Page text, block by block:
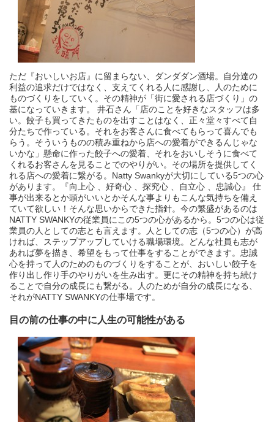
ただ『おいしいお店』に留まらない、ダンダダン酒場。自分達の
利益の追求だけではなく、支えてくれる人に感謝し、人のために
ものづくりをしていく。その精神が「街に愛される店づくり」の
基になっていきます。 井石さん「店のことを好きなスタッフは多
い。餃子も買ってきたものを出すことはなく、正々堂々すべて自
分たちで作っている。それをお客さんに食べてもらって喜んでも
らう。そういうものの積み重ねから店への愛着ができるんじゃな
いかな」懸命に作った餃子への愛着、それをおいしそうに食べて
くれるお客さんを見ることでのやりがい。その場所を提供してく
れる店への愛着に繋がる。Natty Swankyが大切にしている5つの心
があります。『向上心 、好奇心 、探究心 、自立心 、忠誠心』 仕
事が出来るとか頭がいいとかそんな事よりもこんな気持ちを備え
ていて欲しい！そんな思いからできた指針。今の繁盛があるのは
NATTY SWANKYの従業員にこの5つの心があるから。5つの心は従
業員の人としての志とも言えます。人としての志（5つの心）が高
ければ、ステップアップしていける職場環境。どんな社員も志が
あれば夢を描き、希望をもって仕事をすることができます。忠誠
心を持って人のためのものづくりをすることが、おいしい餃子を
作り出し作り手のやりがいを生み出す。更にその精神を持ち続け
ることで自分の成長にも繋がる。人のためが自分の成長になる、
それがNATTY SWANKYの仕事場です。
目の前の仕事の中に人生の可能性がある